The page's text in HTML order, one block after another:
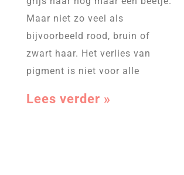
Maar niet zo veel als
bijvoorbeeld rood, bruin of
zwart haar. Het verlies van
pigment is niet voor alle
Lees verder »